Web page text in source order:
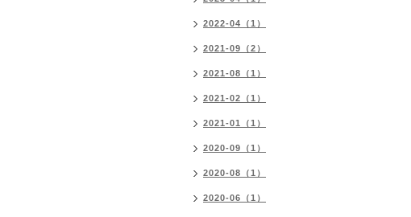
2022-04（1）
2021-09（2）
2021-08（1）
2021-02（1）
2021-01（1）
2020-09（1）
2020-08（1）
2020-06（1）